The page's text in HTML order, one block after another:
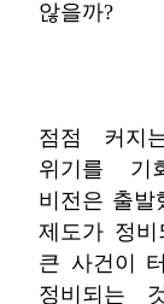
않을까?
점점 커지
위기를 기
비전은 출
제도가 정
큰 사건이
정비되는